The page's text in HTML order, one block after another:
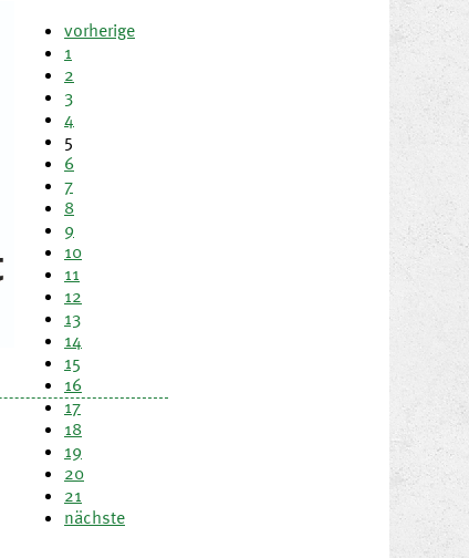
vorherige
1
2
3
4
5
6
7
8
9
10
11
12
13
14
15
16
17
18
19
20
21
nächste